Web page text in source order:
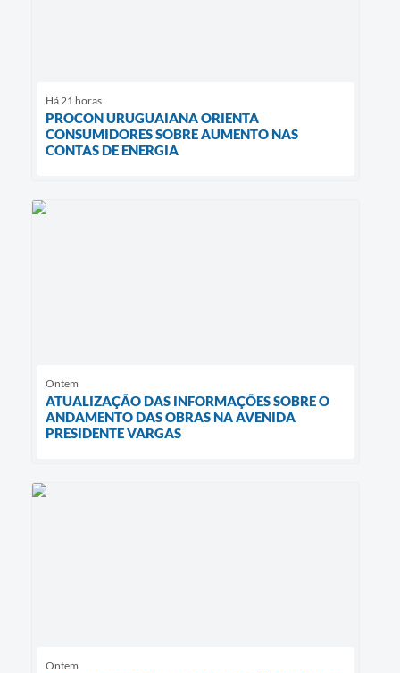
Há 21 horas
PROCON URUGUAIANA ORIENTA
CONSUMIDORES SOBRE AUMENTO NAS
CONTAS DE ENERGIA
Ontem
ATUALIZAÇÃO DAS INFORMAÇÕES SOBRE O
ANDAMENTO DAS OBRAS NA AVENIDA
PRESIDENTE VARGAS
Ontem